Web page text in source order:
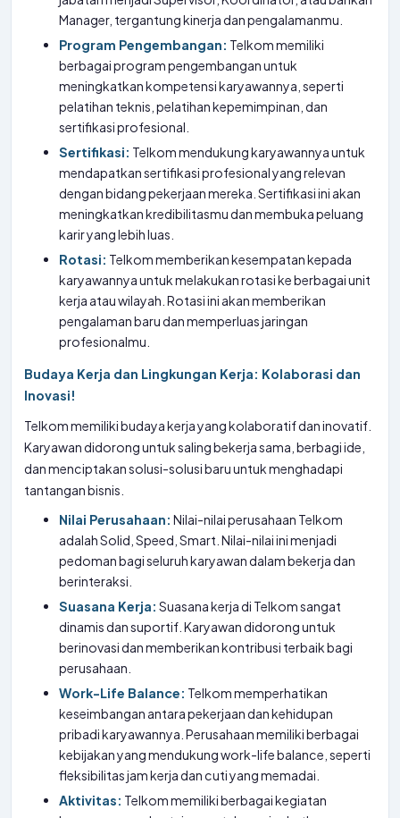
Manager, tergantung kinerja dan pengalamanmu.
Program Pengembangan: Telkom memiliki
berbagai program pengembangan untuk
meningkatkan kompetensi karyawannya, seperti
pelatihan teknis, pelatihan kepemimpinan, dan
sertifikasi profesional.
Sertifikasi: Telkom mendukung karyawannya untuk
mendapatkan sertifikasi profesional yang relevan
dengan bidang pekerjaan mereka. Sertifikasi ini akan
meningkatkan kredibilitasmu dan membuka peluang
karir yang lebih luas.
Rotasi: Telkom memberikan kesempatan kepada
karyawannya untuk melakukan rotasi ke berbagai unit
kerja atau wilayah. Rotasi ini akan memberikan
pengalaman baru dan memperluas jaringan
profesionalmu.
Budaya Kerja dan Lingkungan Kerja: Kolaborasi dan
Inovasi!
Telkom memiliki budaya kerja yang kolaboratif dan inovatif.
Karyawan didorong untuk saling bekerja sama, berbagi ide,
dan menciptakan solusi-solusi baru untuk menghadapi
tantangan bisnis.
Nilai Perusahaan: Nilai-nilai perusahaan Telkom
adalah Solid, Speed, Smart. Nilai-nilai ini menjadi
pedoman bagi seluruh karyawan dalam bekerja dan
berinteraksi.
Suasana Kerja: Suasana kerja di Telkom sangat
dinamis dan suportif. Karyawan didorong untuk
berinovasi dan memberikan kontribusi terbaik bagi
perusahaan.
Work-Life Balance: Telkom memperhatikan
keseimbangan antara pekerjaan dan kehidupan
pribadi karyawannya. Perusahaan memiliki berbagai
kebijakan yang mendukung work-life balance, seperti
fleksibilitas jam kerja dan cuti yang memadai.
Aktivitas: Telkom memiliki berbagai kegiatan